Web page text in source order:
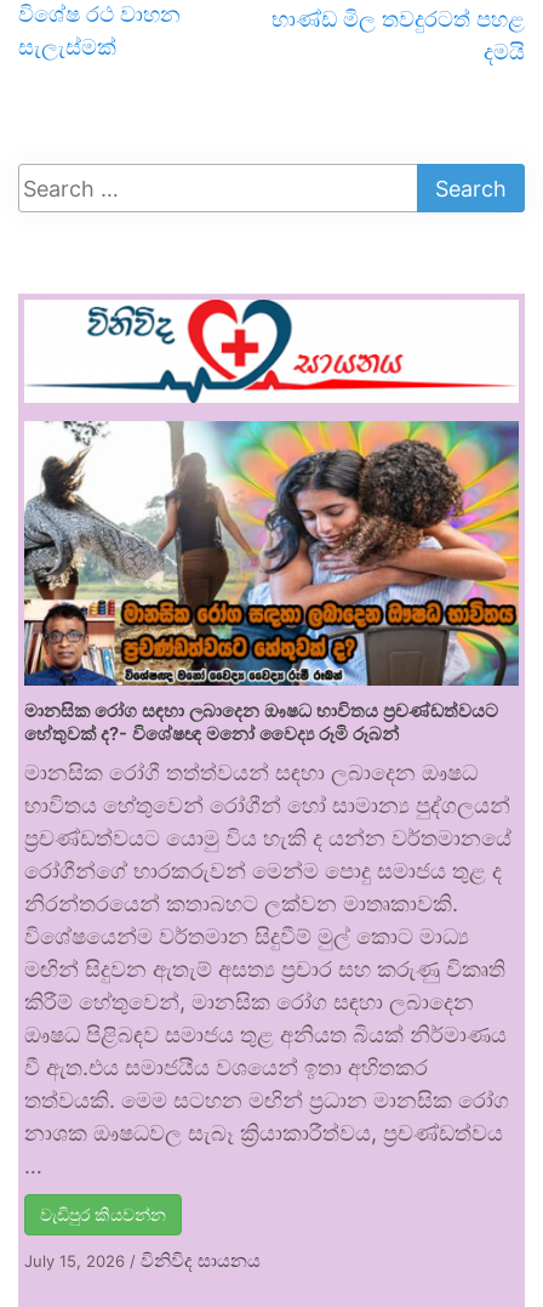
විශේෂ රථ වාහන
සැලැස්මක්
භාණ්ඩ මිල තව­දු­ර­ටත් පහළ
දමයි
මානසික රෝග සඳහා ලබාදෙන ඖෂධ භාවිතය ප්‍රචණ්ඩත්වයට
හේතුවක් ද?- විශේෂඥ මනෝ වෛද්‍ය රූමි රූබන්
මානසික රෝගී තත්ත්වයන් සඳහා ලබාදෙන ඖෂධ
භාවිතය හේතුවෙන් රෝගීන් හෝ සාමාන්‍ය පුද්ගලයන්
ප්‍රචණ්ඩත්වයට යොමු විය හැකි ද යන්න වර්තමානයේ
රෝගීන්ගේ භාරකරුවන් මෙන්ම පොදු සමාජය තුළ ද
නිරන්තරයෙන් කතාබහට ලක්වන මාතෘකාවකි.
විශේෂයෙන්ම වර්තමාන සිදුවීම් මුල් කොට මාධ්‍ය
මඟින් සිදුවන ඇතැම් අසත්‍ය ප්‍රචාර සහ කරුණු විකෘති
කිරීම් හේතුවෙන්, මානසික රෝග සඳහා ලබාදෙන
ඖෂධ පිළිබඳව සමාජය තුළ අනියත බියක් නිර්මාණය
වී ඇත.එය සමාජයීය වශයෙන් ඉතා අහිතකර
තත්වයකි. මෙම සටහන මඟින් ප්‍රධාන මානසික රෝග
නාශක ඖෂධවල සැබෑ ක්‍රියාකාරීත්වය, ප්‍රචණ්ඩත්වය
…
වැඩිපුර කියවන්න
July 15, 2026 / විනිවිද සායනය